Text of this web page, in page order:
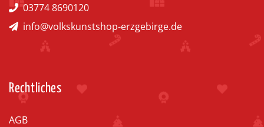
03774 8690120
info@volkskunstshop-erzgebirge.de
Rechtliches
AGB